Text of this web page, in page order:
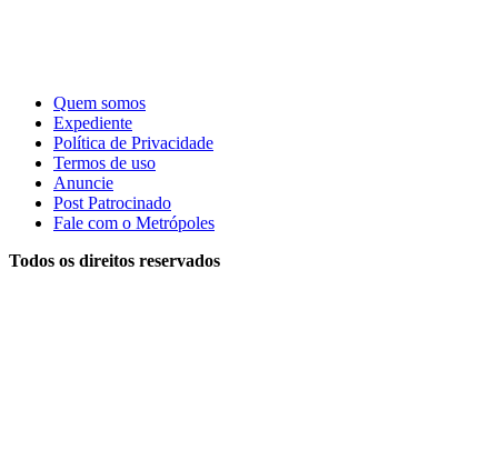
Quem somos
Expediente
Política de Privacidade
Termos de uso
Anuncie
Post Patrocinado
Fale com o Metrópoles
Todos os direitos reservados